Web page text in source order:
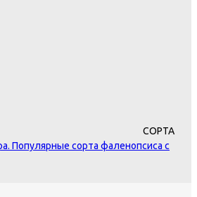
СОРТА
Популярные сорта фаленопсиса с